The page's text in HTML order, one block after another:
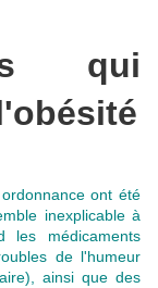
qui
ont été
inexplicable à
les médicaments
de l'humeur
ainsi que des